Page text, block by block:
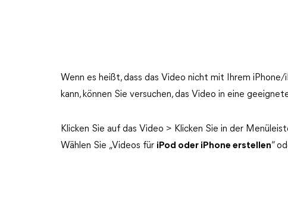
Wenn es heißt, dass das Video nicht mit Ihrem
kann, können Sie versuchen, das Video in eine
Klicken Sie auf das Video > Klicken Sie in der
Wählen Sie „Videos für iPod oder iPhone erstellen“